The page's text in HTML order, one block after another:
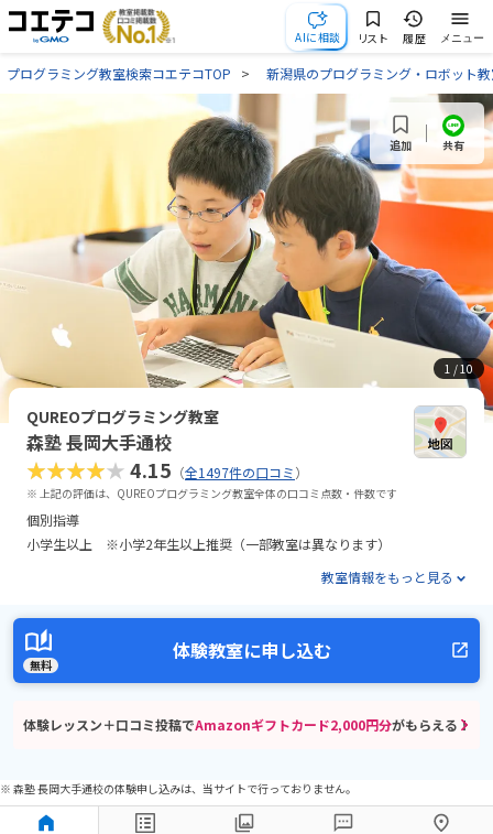
AIに相談 リスト 履歴 メニュー
プログラミング教室検索コエテコTOP 新潟県のプログラミング・ロボット
1 / 10
追加 共有
QUREOプログラミング教室
森塾 長岡大手通校
★★★★★4.15 （全1497件の口コミ）
※ 上記の評価は、QUREOプログラミング教室全体の口コミ点数・件数です
個別指導
小学生以上 ※小学2年生以上推奨（一部教室は異なります）
教室情報をもっと見る
無料
体験教室に申し込む
体験レッスン＋口コミ投稿でAmazonギフトカード2,000円分がもらえる！
※ 森塾 長岡大手通校の体験申し込みは、当サイトで行っておりません。